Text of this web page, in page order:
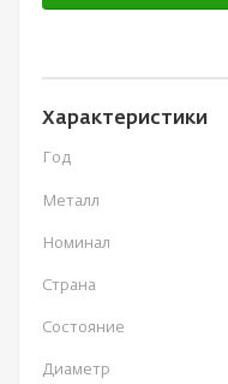
Характеристики
Год
Металл
Номинал
Страна
Состояние
Диаметр